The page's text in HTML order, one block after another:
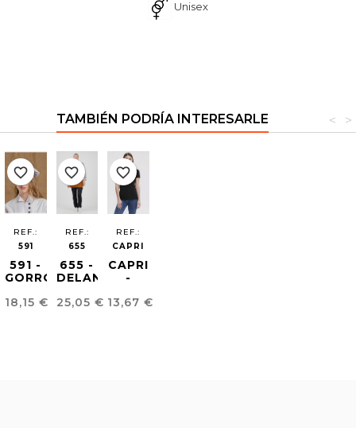
Unisex
TAMBIÉN PODRÍA INTERESARLE >
<
REF.:
591
591 -
GORRO
CHAMPIÑÓN
Precio
18,15 €
favorite_border
REF.:
655
655 -
DELANTAL
ECOLÓGICO
Precio
25,05 €
favorite_border
REF.:
CAPRI
CAPRI
-
BASICA
Precio
13,67 €
favorite_border